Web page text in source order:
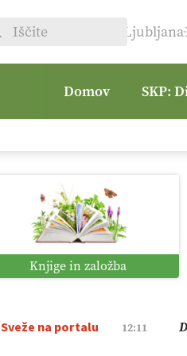
Ljubljana
Domov SKP:
Knjige in založba
Sveže na portalu
08:50
01:38
12:11
09:09